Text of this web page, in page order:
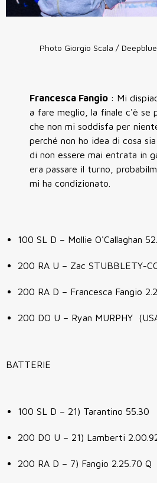
Photo Giorgio Scala /
Francesca Fangio : Mi
a fare meglio, la finale c'è se
che non mi soddisfa per
perché non ho idea di cosa
di non essere mai entrata in
era passare il turno,
mi ha condizionato.
100 SL D – Mollie O'Callaghan
200 RA U – Zac STUBBLETY-
200 RA D – Francesca Fangio
200 DO U – Ryan MURPHY
BATTERIE
100 SL D – 21) Tarantino 55.30
200 DO U – 21) Lamberti
200 RA D – 7) Fangio 2.25.70 Q